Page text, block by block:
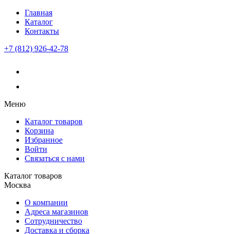
Главная
Каталог
Контакты
+7 (812) 926-42-78
Меню
Каталог товаров
Корзина
Избранное
Войти
Связаться с нами
Каталог товаров
Москва
О компании
Адреса магазинов
Сотрудничество
Доставка и сборка